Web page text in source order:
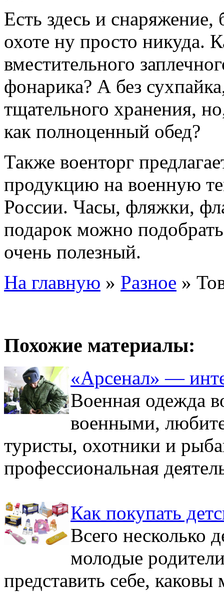
Есть здесь и снаряжение,
охоте ну просто никуда.
вместительного
фонарика? А без
тщательного хранения,
как полноценный обед?
Также военторг
продукцию на военную
России. Часы, фляжки,
подарок можно
очень полезный.
На главную » Разное »
Похожие материалы:
«Арсенал» —
Военная одежда
военными,
туристы, охотники и
профессиональная
Как покупать
Всего несколько
молодые
представить себе,